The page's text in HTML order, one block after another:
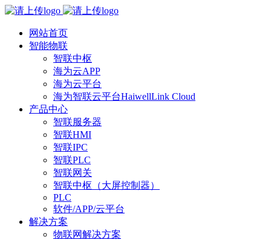
网站首页
智能物联
智联中枢
海为云APP
海为云平台
海为智联云平台HaiwellLink Cloud
产品中心
智联服务器
智联HMI
智联IPC
智联PLC
智联网关
智联中枢（大屏控制器）
PLC
软件/APP/云平台
解决方案
物联网解决方案